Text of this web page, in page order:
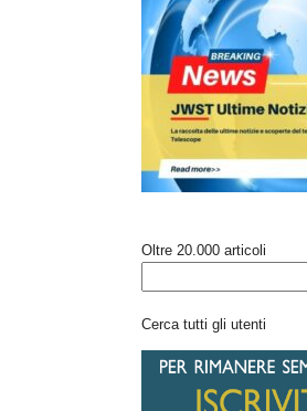
Oltre 20.000 articoli
Cerca tutti gli utenti